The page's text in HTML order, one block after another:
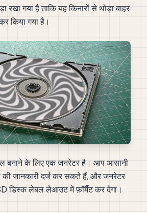
रखा गया है ताकि यह किनारों से थोड़ा बाहर
किया गया है।
बनाने के लिए एक जनरेटर है। आप आसानी
की जानकारी दर्ज कर सकते हैं, और जनरेटर
डिस्क लेबल लेआउट में फ़ॉर्मैट कर देगा।